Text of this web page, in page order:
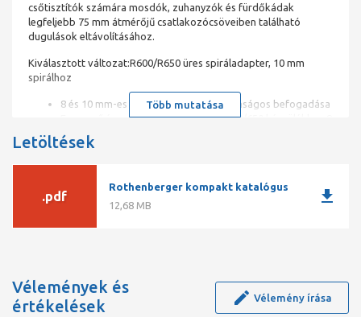
csőtisztítók számára mosdók, zuhanyzók és fürdőkádak
legfeljebb 75 mm átmérőjű csatlakozócsöveiben található
dugulások eltávolításához.
Kiválasztott változat:R600/R650 üres spiráladapter, 10 mm
spirálhoz
8 és 10 mm-es spirálok tiszta és biztonságos befogadása
Egyszerű és gyors csatlakoztatás R600/650 készülékhez 8
vagy 10 mm-es spirállal való munkavégzéshez
Több mutatása
Letöltések
.pdf
Rothenberger kompakt katalógus
12,68 MB
download
Vélemények és
értékelések
Vélemény írása